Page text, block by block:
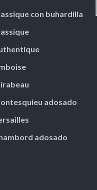
con buhardilla
adosado
adosado